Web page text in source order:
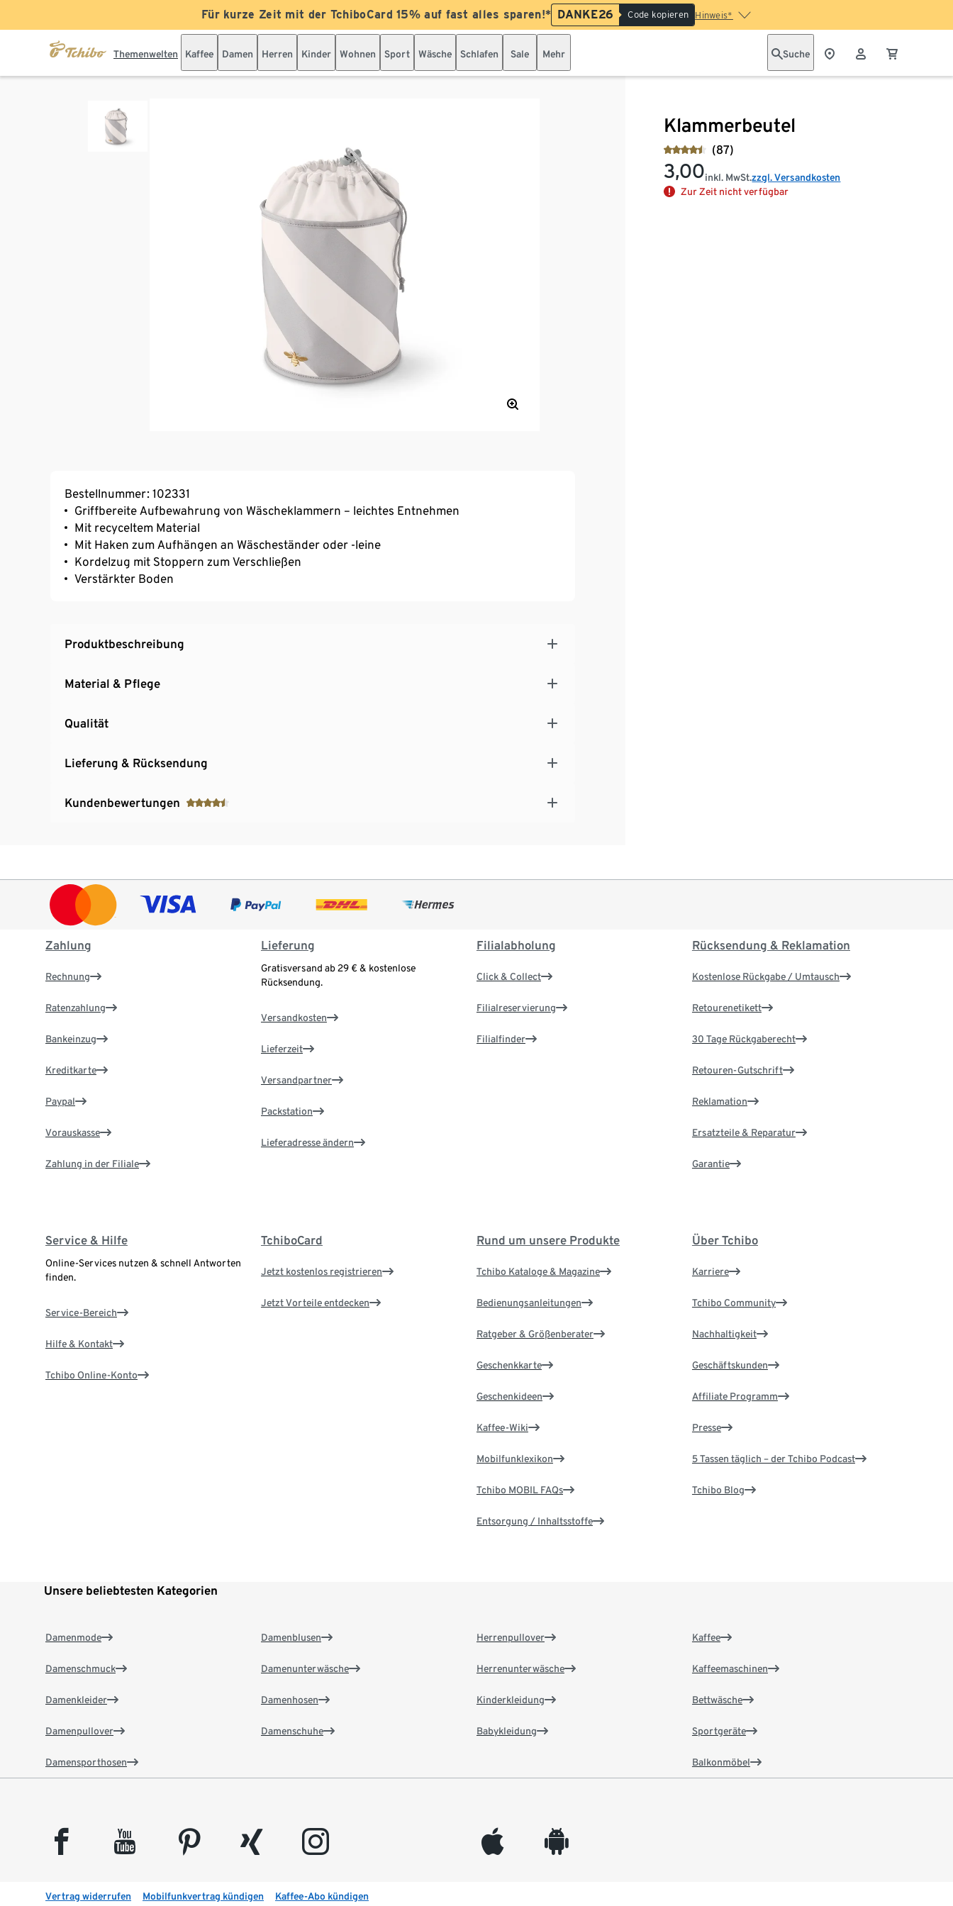
Für kurze Zeit mit der TchiboCard 15% auf fast alles sparen!* DANKE26 Code kopieren Hinweis*
Themenwelten Kaffee Damen Herren Kinder Wohnen Sport Wäsche Schlafen Sale Mehr Suche
Klammerbeutel
(87)
3,00inkl. MwSt.zzgl. Versandkosten
Zur Zeit nicht verfügbar
Bestellnummer: 102331
Griffbereite Aufbewahrung von Wäscheklammern – leichtes Entnehmen
Mit recyceltem Material
Mit Haken zum Aufhängen an Wäscheständer oder -leine
Kordelzug mit Stoppern zum Verschließen
Verstärkter Boden
Produktbeschreibung
Material & Pflege
Qualität
Lieferung & Rücksendung
Kundenbewertungen
Zahlung
Rechnung
Ratenzahlung
Bankeinzug
Kreditkarte
Paypal
Vorauskasse
Zahlung in der Filiale
Lieferung
Gratisversand ab 29 € & kostenlose
Rücksendung.
Versandkosten
Lieferzeit
Versandpartner
Packstation
Lieferadresse ändern
Filialabholung
Click & Collect
Filialreservierung
Filialfinder
Rücksendung & Reklamation
Kostenlose Rückgabe / Umtausch
Retourenetikett
30 Tage Rückgaberecht
Retouren-Gutschrift
Reklamation
Ersatzteile & Reparatur
Garantie
Service & Hilfe
Online-Services nutzen & schnell Antworten
finden.
Service-Bereich
Hilfe & Kontakt
Tchibo Online-Konto
TchiboCard
Jetzt kostenlos registrieren
Jetzt Vorteile entdecken
Rund um unsere Produkte
Tchibo Kataloge & Magazine
Bedienungsanleitungen
Ratgeber & Größenberater
Geschenkkarte
Geschenkideen
Kaffee-Wiki
Mobilfunklexikon
Tchibo MOBIL FAQs
Entsorgung / Inhaltsstoffe
Über Tchibo
Karriere
Tchibo Community
Nachhaltigkeit
Geschäftskunden
Affiliate Programm
Presse
5 Tassen täglich – der Tchibo Podcast
Tchibo Blog
Unsere beliebtesten Kategorien
Damenmode
Damenschmuck
Damenkleider
Damenpullover
Damensporthosen
Damenblusen
Damenunterwäsche
Damenhosen
Damenschuhe
Herrenpullover
Herrenunterwäsche
Kinderkleidung
Babykleidung
Kaffee
Kaffeemaschinen
Bettwäsche
Sportgeräte
Balkonmöbel
facebook youtube pinterest xing instagram appleinc android
Vertrag widerrufen Mobilfunkvertrag kündigen Kaffee-Abo kündigen